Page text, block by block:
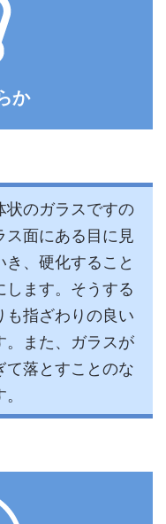
か
状のガラスですの
面にある目に見
、硬化すること
ます。そうする
も指ざわりの良い
。また、ガラスが
落とすことのな